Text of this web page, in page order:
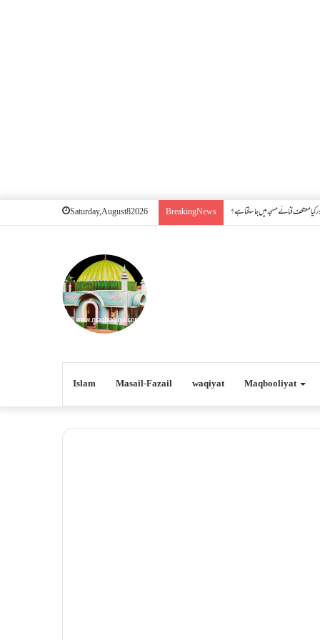
Saturday, August 8 2026 Breaking News معتکف فنائے مسجد میں جا سکتا ہے؟
Islam Masail-Fazail waqiyat Maqbooliyat